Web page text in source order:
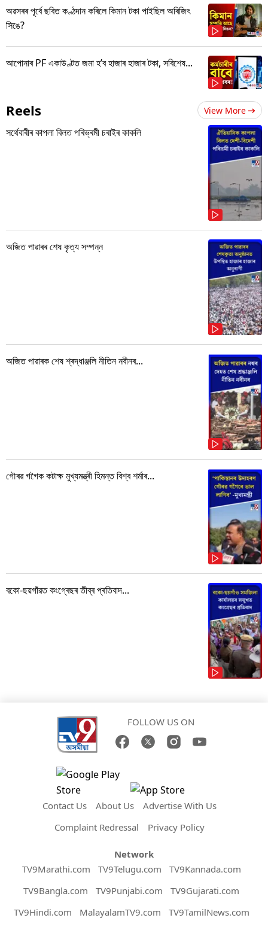
অৱসৰৰ পূৰ্বে ছবিত কণ্ঠদান কৰিলে কিমান টকা পাইছিল অৰিজিৎ
সিঙে?
আপোনাৰ PF একাউণ্টত জমা হ’ব হাজাৰ হাজাৰ টকা, সবিশেষ...
Reels View More
সৰ্থেবাৰীৰ কাপলা বিলত পৰিভ্ৰমী চৰাইৰ কাকলি
অজিত পাৱাৰৰ শেষ কৃত্য সম্পন্ন
অজিত পাৱাৰক শেষ শ্ৰদ্ধাঞ্জলি নীতিন নবীনৰ...
গৌৰৱ গগৈক কটাক্ষ মুখ্যমন্ত্ৰী হিমন্ত বিশ্ব শৰ্মাৰ...
বকো-ছয়গাঁৱত কংগ্ৰেছৰ তীব্ৰ প্ৰতিবাদ...
FOLLOW US ON
Contact Us About Us
Advertise With Us
Complaint Redressal
Privacy Policy
Network
TV9Marathi.com
TV9Telugu.com
TV9Kannada.com
TV9Bangla.com
TV9Punjabi.com
TV9Gujarati.com
TV9Hindi.com
MalayalamTV9.com TV9TamilNews.com